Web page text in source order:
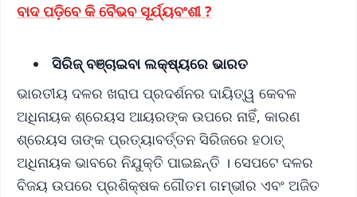
ବାଦ ପଡ଼ିବେ କି ବୈଭବ ସୂର୍ଯ୍ୟବଂଶୀ ?
ସିରିଜ୍ ବଞ୍ଚାଇବା ଲକ୍ଷ୍ୟରେ ଭାରତ
ଭାରତୀୟ ଦଳର ଖରାପ ପ୍ରଦର୍ଶନର ଦାୟିତ୍ୱ କେବଳ
ଅଧିନାୟକ ଶ୍ରେୟସ ଆୟରଙ୍କ ଉପରେ ନାହିଁ, କାରଣ
ଶ୍ରେୟସ ତାଙ୍କ ପ୍ରତ୍ୟାବର୍ତ୍ତନ ସିରିଜରେ ହଠାତ୍
ଅଧିନାୟକ ଭାବରେ ନିଯୁକ୍ତି ପାଇଛନ୍ତି । ସେପଟେ ଦଳର
ବିଜୟ ଉପରେ ପ୍ରଶିକ୍ଷକ ଗୌତମ ଗମ୍ଭୀର ଏବଂ ଅଜିତ